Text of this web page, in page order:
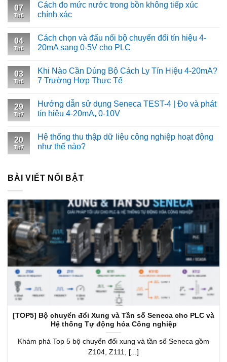
07
Th8
Cách đo mức nước trong bồn không tiếp xúc
chính xác
04
Th8
Cách chọn và đấu nối bộ chuyển đổi tín hiệu 4-
20mA sang 0-5V cho PLC
03
Th8
Khi Nào Cần Dùng Bộ Cách Ly Tín Hiệu 4-20mA?
7 Trường Hợp Thực Tế
29
Th7
Hướng dẫn sử dụng Seneca TEST-4 | Đo và phát
tín hiệu 4-20mA, 0-10V
20
Th7
Hệ thống thu thập dữ liệu công nghiệp hoạt động
như thế nào?
BÀI VIẾT NỔI BẬT
[TOP5] Bộ chuyển đổi Xung và Tần số Seneca cho PLC và
Hệ thống Tự động hóa Công nghiệp
Khám phá Top 5 bộ chuyển đổi xung và tần số Seneca gồm
Z104, Z111, [...]